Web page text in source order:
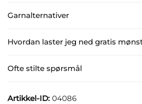
Garnalternativer
Hvordan laster jeg ned gratis
Ofte stilte spørsmål
Artikkel-ID: 04086